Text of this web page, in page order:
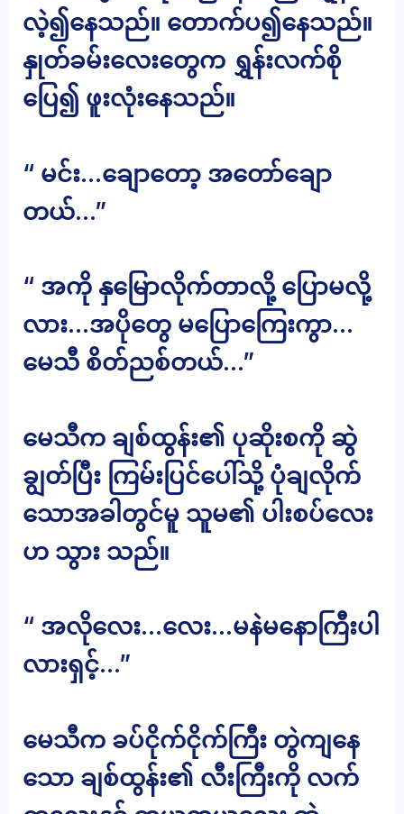
လဲ့၍နေသည်။ တောက်ပ၍နေသည်။
နှုတ်ခမ်းလေးတွေက ရွှန်းလက်စို
ပြေ၍ ဖူးလုံးနေသည်။
“ မင်း…ချောတော့ အတော်ချော
တယ်…”
“ အကို နှမြောလိုက်တာလို့ ပြောမလို့
လား…အပိုတွေ မပြောကြေးကွာ…
မေသီ စိတ်ညစ်တယ်…”
မေသီက ချစ်ထွန်း၏ ပုဆိုးစကို ဆွဲ
ချွတ်ပြီး ကြမ်းပြင်ပေါ်သို့ ပုံချလိုက်
သောအခါတွင်မူ သူမ၏ ပါးစပ်လေး
ဟ သွား သည်။
“ အလိုလေး…လေး…မနဲမနောကြီးပါ
လားရှင့်…”
မေသီက ခပ်ငိုက်ငိုက်ကြီး တွဲကျနေ
သော ချစ်ထွန်း၏ လီးကြီးကို လက်